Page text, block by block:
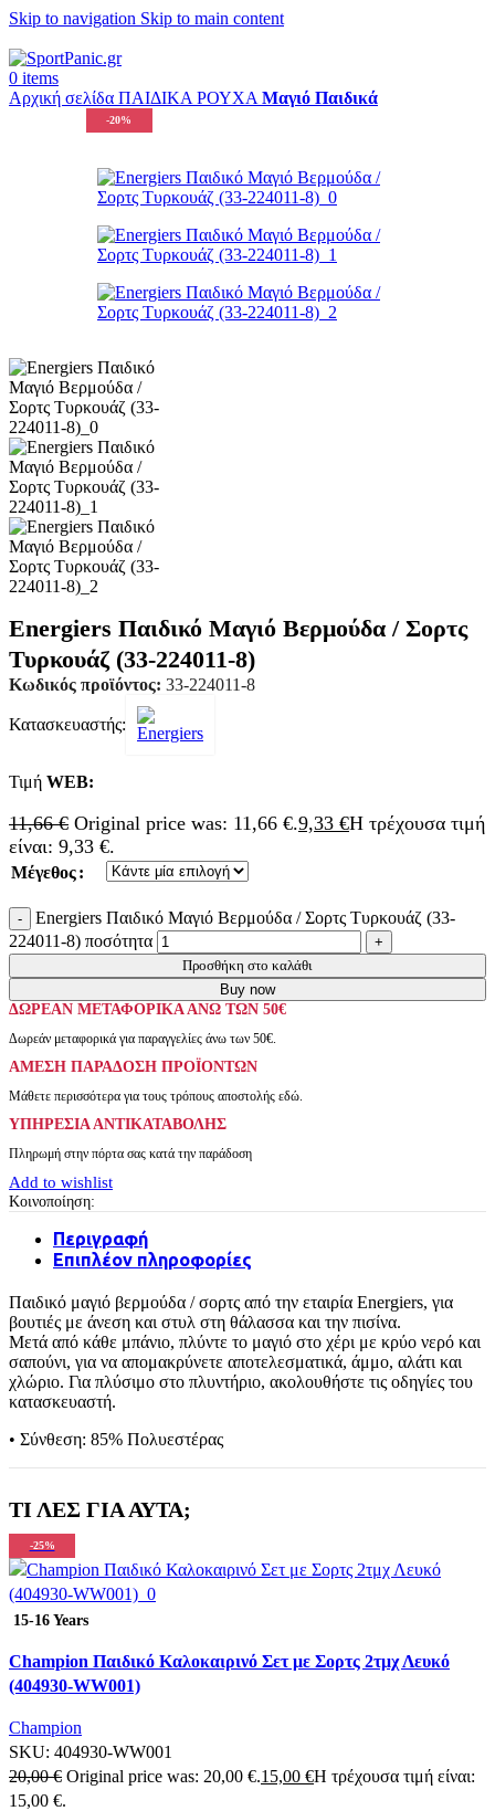
Skip to navigation Skip to main content
0 items
Αρχική σελίδα ΠΑΙΔΙΚΑ ΡΟΥΧΑ Μαγιό Παιδικά
-20%
Energiers Παιδικό Μαγιό Βερμούδα / Σορτς
Τυρκουάζ (33-224011-8)
Κωδικός προϊόντος: 33-224011-8
Κατασκευαστής:
Τιμή WΕΒ:
11,66€ Original price was: 11,66 €.9,33 €Η τρέχουσα τιμή
είναι: 9,33 €.
Μέγεθος
Energiers Παιδικό Μαγιό Βερμούδα / Σορτς Τυρκουάζ (33-
224011-8) ποσότητα
Προσθήκη στο καλάθι
Buy now
ΔΩΡΕΑΝ ΜΕΤΑΦΟΡΙΚΑ ΑΝΩ ΤΩΝ 50€
Δωρεάν μεταφορικά για παραγγελίες άνω των 50€.
ΑMEΣΗ ΠΑΡΑΔΟΣΗ ΠΡΟΪΟΝΤΩΝ
Μάθετε περισσότερα για τους τρόπους αποστολής εδώ.
ΥΠΗΡΕΣΙΑ ΑΝΤΙΚΑΤΑΒΟΛΗΣ
Πληρωμή στην πόρτα σας κατά την παράδοση
Add to wishlist
Κοινοποίηση:
Περιγραφή
Επιπλέον πληροφορίες
Παιδικό μαγιό βερμούδα / σορτς από την εταιρία Energiers, για
βουτιές με άνεση και στυλ στη θάλασσα και την πισίνα.
Μετά από κάθε μπάνιο, πλύντε το μαγιό στο χέρι με κρύο νερό και
σαπούνι, για να απομακρύνετε αποτελεσματικά, άμμο, αλάτι και
χλώριο. Για πλύσιμο στο πλυντήριο, ακολουθήστε τις οδηγίες του
κατασκευαστή.
• Σύνθεση: 85% Πολυεστέρας
ΤΙ ΛΕΣ ΓΙΑ ΑΥΤΑ;
-25%
Quick view
15-16 Years
Champion Παιδικό Καλοκαιρινό Σετ με Σορτς 2τμχ Λευκό
(404930-WW001)
Champion
SKU: 404930-WW001
20,00€ Original price was: 20,00 €.15,00 €Η τρέχουσα τιμή είναι:
15,00 €.